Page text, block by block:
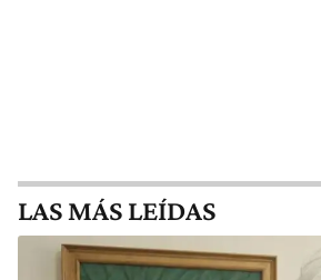
LAS MÁS LEÍDAS